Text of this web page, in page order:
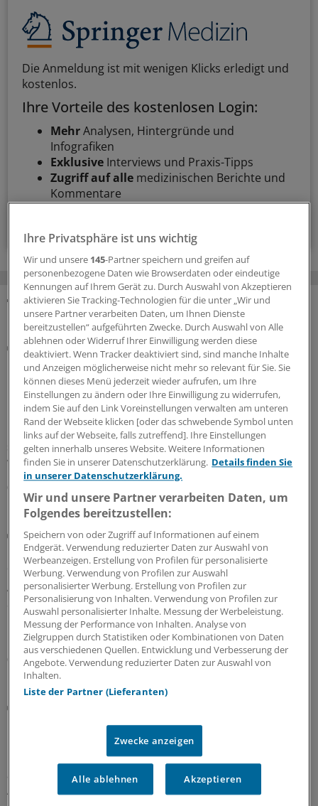
Die Anmeldung ist mit wenigen Klicks erledigt und
kostenlos.
Ihre Vorteile des kostenlosen Login:
MehrAnalysen, Hintergründe und
Infografiken
Exklusive Interviews und Praxis-Tipps
Zugriff auf alle medizinischen Berichte und
Kommentare
MEHR ZUM THEMA
Rezept
KBV und Krankenkassen präzisieren die neuen
Regeln zur Cannabistherapie
Mit dem GKV-Spargesetz wurden auch die Regeln für die
Cannabistherapie auf Kasse verschärft. KBV und
Krankenkassen stellen nun klar, wie mit dem
sechsmonatigen Therapieversuch zu verfahren ist. Und
welche Ausnahmen gelten.
06.08.2026
Bundesverwaltungsgericht
Urteil: Defekturarzneimittel nicht mehr als
Sprechstundenbedarf
Arztpraxen können Defekturarzneimittel nicht mehr als
Sprechstundenbedarf bestellen, hat das
Bundesverwaltungsgericht entschieden – und
klargestellt, welche Anlässe als zulässig gelten.
06.08.2026
Rassismus in der Praxis: Neuer Leitfaden klärt
über rechtliche Handlungsmöglichkeiten auf
Ein neuer Leitfaden der Charité Berlin beleuchtet
anhand realer Fälle die rechtliche Verantwortung von
Arztpraxen bei Diskriminierung und zeigt auf, welche
Ihre Privatsphäre ist uns wichtig
Wir und unsere 145-Partner speichern und greifen auf
personenbezogene Daten wie Browserdaten oder eindeutige
Kennungen auf Ihrem Gerät zu. Durch Auswahl von Akzeptieren
aktivieren Sie Tracking-Technologien für die unter „Wir und
unsere Partner verarbeiten Daten, um Ihnen Dienste
bereitzustellen“ aufgeführten Zwecke. Durch Auswahl von Alle
ablehnen oder Widerruf Ihrer Einwilligung werden diese
deaktiviert. Wenn Tracker deaktiviert sind, sind manche Inhalte
und Anzeigen möglicherweise nicht mehr so relevant für Sie. Sie
können dieses Menü jederzeit wieder aufrufen, um Ihre
Einstellungen zu ändern oder Ihre Einwilligung zu widerrufen,
indem Sie auf den Link Voreinstellungen verwalten am unteren
Rand der Webseite klicken [oder das schwebende Symbol unten
links auf der Webseite, falls zutreffend]. Ihre Einstellungen
gelten innerhalb unseres Website. Weitere Informationen
finden Sie in unserer Datenschutzerklärung. Details finden Sie
in unserer Datenschutzerklärung.
Wir und unsere Partner verarbeiten Daten, um
Folgendes bereitzustellen:
Speichern von oder Zugriff auf Informationen auf einem
Endgerät. Verwendung reduzierter Daten zur Auswahl von
Werbeanzeigen. Erstellung von Profilen für personalisierte
Werbung. Verwendung von Profilen zur Auswahl
personalisierter Werbung. Erstellung von Profilen zur
Personalisierung von Inhalten. Verwendung von Profilen zur
Auswahl personalisierter Inhalte. Messung der Werbeleistung.
Messung der Performance von Inhalten. Analyse von
Zielgruppen durch Statistiken oder Kombinationen von Daten
aus verschiedenen Quellen. Entwicklung und Verbesserung der
Angebote. Verwendung reduzierter Daten zur Auswahl von
Inhalten.
Liste der Partner (Lieferanten)
Zwecke anzeigen
Alle ablehnen Akzeptieren